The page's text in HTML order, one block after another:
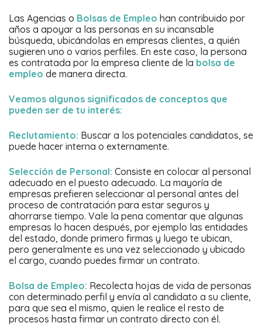
Las Agencias o Bolsas de Empleo han contribuido por
años a apoyar a las personas en su incansable
búsqueda, ubicándolas en empresas clientes, a quién
sugieren uno o varios perfiles. En este caso, la persona
es contratada por la empresa cliente de la bolsa de
empleo de manera directa.
Veamos algunos significados de conceptos que
pueden ser de tu interés:
Reclutamiento: Buscar a los potenciales candidatos, se
puede hacer interna o externamente.
Selección de Personal: Consiste en colocar al personal
adecuado en el puesto adecuado. La mayoría de
empresas prefieren seleccionar al personal antes del
proceso de contratación para estar seguros y
ahorrarse tiempo. Vale la pena comentar que algunas
empresas lo hacen después, por ejemplo las entidades
del estado, donde primero firmas y luego te ubican,
pero generalmente es una vez seleccionado y ubicado
el cargo, cuando puedes firmar un contrato.
Bolsa de Empleo: Recolecta hojas de vida de personas
con determinado perfil y envía al candidato a su cliente,
para que sea el mismo, quien le realice el resto de
procesos hasta firmar un contrato directo con él.